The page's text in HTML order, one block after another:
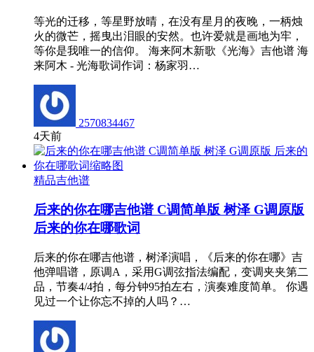
等光的迁移，等星野放晴，在没有星月的夜晚，一柄烛
火的微芒，摇曳出泪眼的安然。也许爱就是画地为牢，
等你是我唯一的信仰。 海来阿木新歌《光海》吉他谱 海
来阿木 - 光海歌词作词：杨家羽…
2570834467
4天前
精品吉他谱
后来的你在哪吉他谱 C调简单版 树泽 G调原版
后来的你在哪歌词
后来的你在哪吉他谱，树泽演唱，《后来的你在哪》吉
他弹唱谱，原调A，采用G调弦指法编配，变调夹夹第二
品，节奏4/4拍，每分钟95拍左右，演奏难度简单。 你遇
见过一个让你忘不掉的人吗？…